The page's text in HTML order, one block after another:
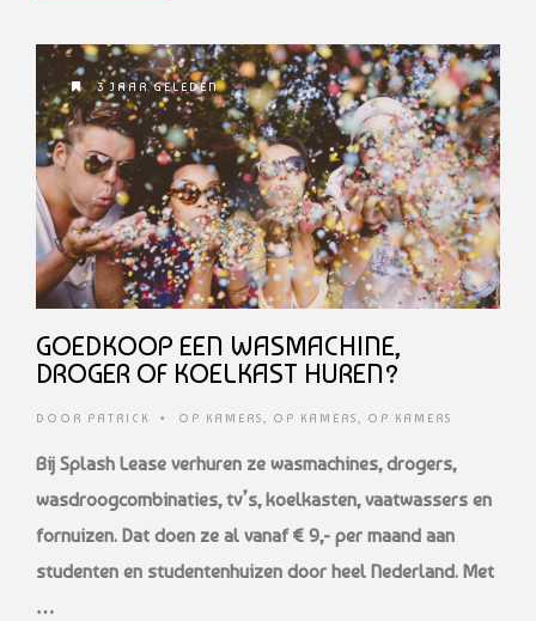
3 JAAR GELEDEN
GOEDKOOP EEN WASMACHINE,
DROGER OF KOELKAST HUREN?
DOOR PATRICK • OP KAMERS, OP KAMERS, OP KAMERS
Bij Splash Lease verhuren ze wasmachines, drogers,
wasdroogcombinaties, tv’s, koelkasten, vaatwassers en
fornuizen. Dat doen ze al vanaf € 9,- per maand aan
studenten en studentenhuizen door heel Nederland. Met
…